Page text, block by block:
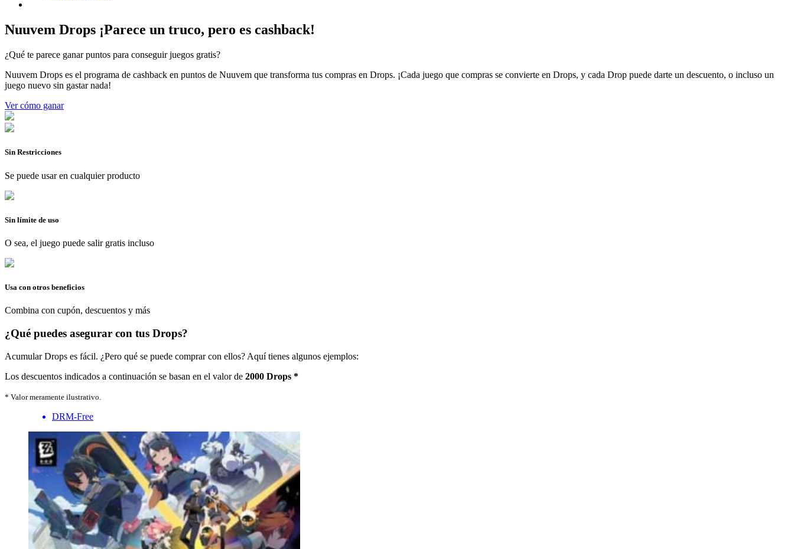
Nuuvem Drops ¡Parece un truco, pero es cashback!
¿Qué te parece ganar puntos para conseguir juegos gratis?
Nuuvem Drops es el programa de cashback en puntos de Nuuvem que transforma tus compras en Drops. ¡Cada juego que compras se convierte en Drops, y cada Drop puede darte un descuento, o incluso un
juego nuevo sin gastar nada!
Ver cómo ganar
Sin Restricciones
Se puede usar en cualquier producto
Sin límite de uso
O sea, el juego puede salir gratis incluso
Usa con otros beneficios
Combina con cupón, descuentos y más
¿Qué puedes asegurar con tus Drops?
Acumular Drops es fácil. ¿Pero qué se puede comprar con ellos? Aquí tienes algunos ejemplos:
Los descuentos indicados a continuación se basan en el valor de 2000 Drops *
* Valor meramente ilustrativo.
DRM-Free